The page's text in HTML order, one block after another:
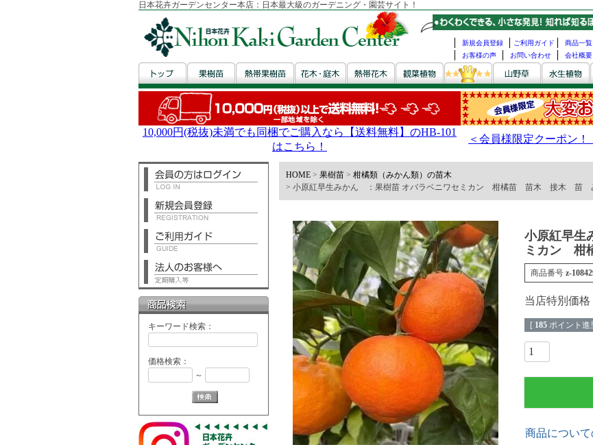
日本花卉ガーデンセンター本店：日本最大級のガーデニング・園芸サイト！
新規会員登録 ご利用ガイド 商品一覧
お客様の声
お問い合わせ 会社概要
キーワード検索：
価格検索：
～
HOME 果樹苗
柑橘類（みかん類）の苗木
小原紅早生みかん ：果樹苗 オバラベニワセミカン 柑橘苗 苗木 接木
小原紅早生みか
ミカン
商品番号 z-
当店特別価格
[ 185 ポイント進
商品につい